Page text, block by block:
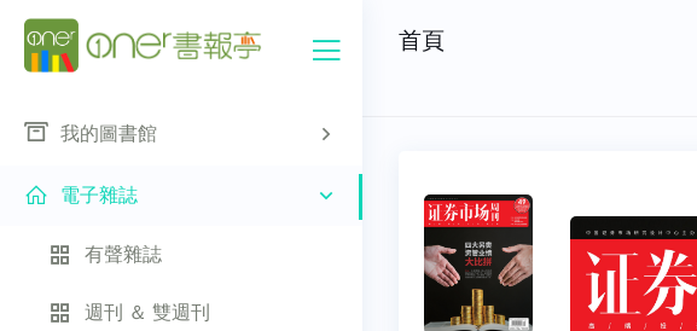
我的圖書館
電子雜誌
有聲雜誌
週刊 ＆ 雙週刊
首頁